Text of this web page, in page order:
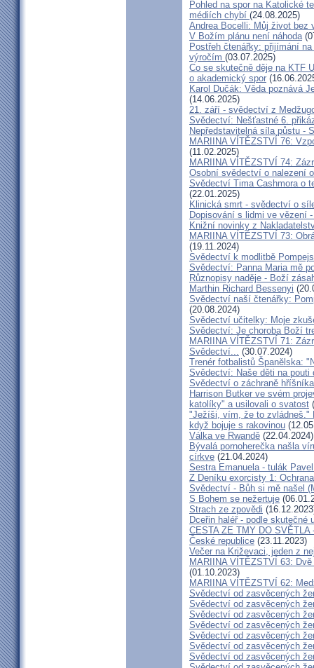
Pohled na spor na Katolické
médiích chybí (24.08.2025)
Andrea Bocelli: Můj život
V Božím plánu není náhoda
Postřeh čtenářky: přijímání
výročím (03.07.2025)
Co se skutečně děje na KTF
o akademický spor
Karol Dučák: Věda poznává
(14.06.2025)
21. září - svědectví z
Svědectví: Nešťastné 6.
Nepředstavitelná síla půstu -
MARIINA VÍTĚZSTVÍ 76:
(11.02.2025)
MARIINA VÍTĚZSTVÍ 74:
Osobní svědectví o nalezení
Svědectví Tima Cashmora o
(22.01.2025)
Klinická smrt - svědectví o
Dopisování s lidmi ve vězení
Knižní novinky z
MARIINA VÍTĚZSTVÍ 73:
(19.11.2024)
Svědectví k modlitbě
Svědectví: Panna Maria mě
Různopisy naděje - Boží
Marthin Richard Bessenyi
Svědectví naší čtenářky:
(20.08.2024)
Svědectví učitelky: Moje
Svědectví: Je choroba Boží
MARIINA VÍTĚZSTVÍ 71:
Svědectví... (30.07.2024)
Trenér fotbalistů Španělska:
Svědectví: Naše děti na pouti
Svědectví o záchraně
Harrison Butker ve svém
katolíky" a usilovali o svatost
"Ježíši, vím, že to zvládneš."
když bojuje s rakovinou
Válka ve Rwandě (22.04.2024)
Bývalá pornoherečka našla
církve (21.04.2024)
Sestra Emanuela - tulák
Z Deníku exorcisty 1:
Svědectví - Bůh si mě našel
S Bohem se nežertuje
Strach ze zpovědi
Dceřin haléř - podle skutečné
CESTA ZE TMY DO
České republice (23.11.2023)
Večer na Križevaci, jeden z
MARIINA VÍTĚZSTVÍ 63:
(01.10.2023)
MARIINA VÍTĚZSTVÍ 62:
Svědectví od zasvěcených
Svědectví od zasvěcených
Svědectví od zasvěcených
Svědectví od zasvěcených
Svědectví od zasvěcených
Svědectví od zasvěcených
Svědectví od zasvěcených